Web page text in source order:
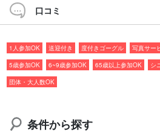
◆遭遇率80%以上！ウミガメと泳げ
◆5歳から子供や初心者の方大歓迎
◆写真や動画を
口コミ
1人参加OK 送迎付き 度付きゴーグル 写真サー
5歳参加OK
6~9歳参加OK 65歳以上参加OK シ
団体・大人数OK
条件から探す